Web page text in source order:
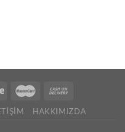
HAKKIMIZDA